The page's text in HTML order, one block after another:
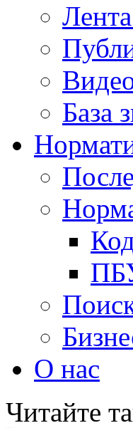
База
О нас
Читайте